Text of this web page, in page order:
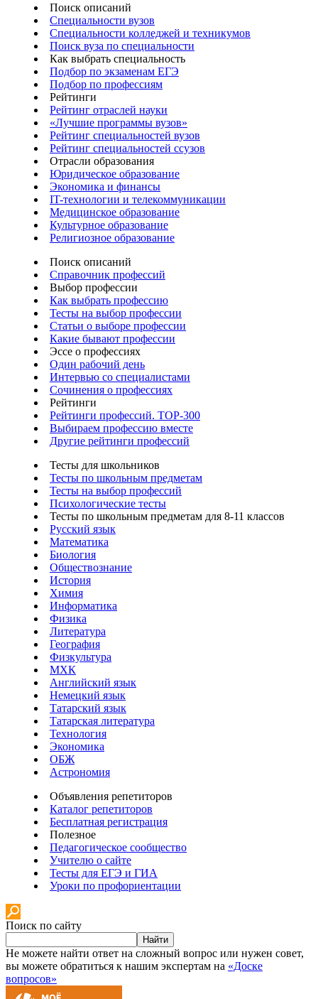
Поиск описаний
Специальности вузов
Специальности колледжей и техникумов
Поиск вуза по специальности
Как выбрать специальность
Подбор по экзаменам ЕГЭ
Подбор по профессиям
Рейтинги
Рейтинг отраслей науки
«Лучшие программы вузов»
Рейтинг специальностей вузов
Рейтинг специальностей ссузов
Отрасли образования
Юридическое образование
Экономика и финансы
IT-технологии и телекоммуникации
Медицинское образование
Культурное образование
Религиозное образование
Поиск описаний
Справочник профессий
Выбор профессии
Как выбрать профессию
Тесты на выбор профессии
Статьи о выборе профессии
Какие бывают профессии
Эссе о профессиях
Один рабочий день
Интервью со специалистами
Сочинения о профессиях
Рейтинги
Рейтинги профессий. TOP-300
Выбираем профессию вместе
Другие рейтинги профессий
Тесты для школьников
Тесты по школьным предметам
Тесты на выбор профессий
Психологические тесты
Тесты по школьным предметам для 8-11 классов
Русский язык
Математика
Биология
Обществознание
История
Химия
Информатика
Физика
Литература
География
Физкультура
МХК
Английский язык
Немецкий язык
Татарский язык
Татарская литература
Технология
Экономика
ОБЖ
Астрономия
Объявления репетиторов
Каталог репетиторов
Бесплатная регистрация
Полезное
Педагогическое сообщество
Учителю о сайте
Тесты для ЕГЭ и ГИА
Уроки по профориентации
Поиск по сайту
Найти
Не можете найти ответ на сложный вопрос или нужен совет,
вы можете обратиться к нашим экспертам на «Доске
вопросов»